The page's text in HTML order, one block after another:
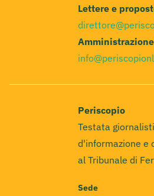
Lettere e
Periscopio
Testata
d'informazione e
al Tribunale di
Sede